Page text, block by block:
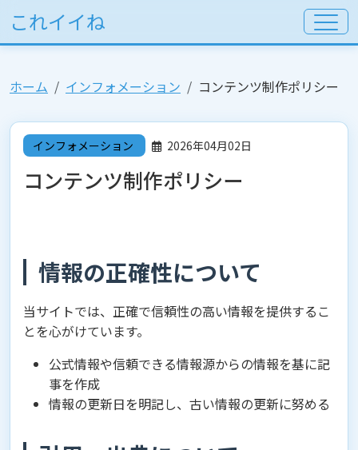
これイイね
ホーム インフォメーション コンテンツ制作ポリシー
インフォメーション 2026年04月02日
コンテンツ制作ポリシー
情報の正確性について
当サイトでは、正確で信頼性の高い情報を提供するこ
とを心がけています。
公式情報や信頼できる情報源からの情報を基に記
事を作成
情報の更新日を明記し、古い情報の更新に努める